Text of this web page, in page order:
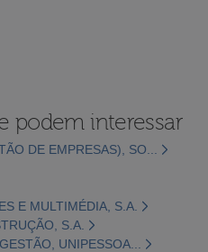
podem interessar
DE EMPRESAS), SO...
E MULTIMÉDIA, S.A.
S.A.
UNIPESSOA...